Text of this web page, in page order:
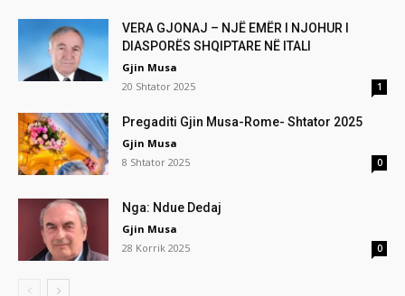
VERA GJONAJ – NJË EMËR I NJOHUR I
DIASPORËS SHQIPTARE NË ITALI
Gjin Musa
20 Shtator 2025
1
Pregaditi Gjin Musa-Rome- Shtator 2025
Gjin Musa
8 Shtator 2025
0
Nga: Ndue Dedaj
Gjin Musa
28 Korrik 2025
0